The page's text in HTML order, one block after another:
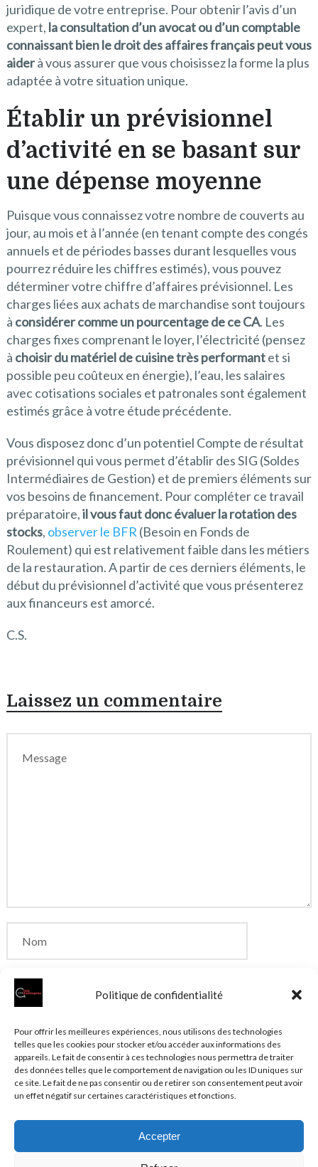
Politique de confidentialité
Pour offrir les meilleures expériences, nous utilisons des technologies
telles que les cookies pour stocker et/ou accéder aux informations des
appareils. Le fait de consentir à ces technologies nous permettra de traiter
des données telles que le comportement de navigation ou les ID uniques sur
ce site. Le fait de ne pas consentir ou de retirer son consentement peut avoir
un effet négatif sur certaines caractéristiques et fonctions.
Accepter
juridique de votre entreprise. Pour obtenir l’avis d’un
expert, la consultation d’un avocat ou d’un comptable
connaissant bien le droit des affaires français peut vous
aiderà vous assurer que vous choisissez la forme la plus
adaptée à votre situation unique.
Établir un prévisionnel
d’activité en se basant sur
une dépense moyenne
Puisque vous connaissez votre nombre de couverts au
jour, au mois et à l’année (en tenant compte des congés
annuels et de périodes basses durant lesquelles vous
pourrez réduire les chiffres estimés), vous pouvez
déterminer votre chiffre d’affaires prévisionnel. Les
charges liées aux achats de marchandise sont toujours
à considérer comme un pourcentage de ce CA. Les
charges fixes comprenant le loyer, l’électricité (pensez
à choisir du matériel de cuisine très performantet si
possible peu coûteux en énergie), l’eau, les salaires
avec cotisations sociales et patronales sont également
estimés grâce à votre étude précédente.
Vous disposez donc d’un potentiel Compte de résultat
prévisionnel qui vous permet d’établir des SIG (Soldes
Intermédiaires de Gestion) et de premiers éléments sur
vos besoins de financement. Pour compléter ce travail
préparatoire,il vous faut donc évaluer la rotation des
stocks, observer le BFR (Besoin en Fonds de
Roulement) qui est relativement faible dans les métiers
de la restauration. A partir de ces derniers éléments, le
début du prévisionnel d’activité que vous présenterez
aux financeurs est amorcé.
C.S.
Laissez un commentaire
Enregistrer mon nom, mon e-mail et mon site dans
le navigateur pour mon prochain commentaire.